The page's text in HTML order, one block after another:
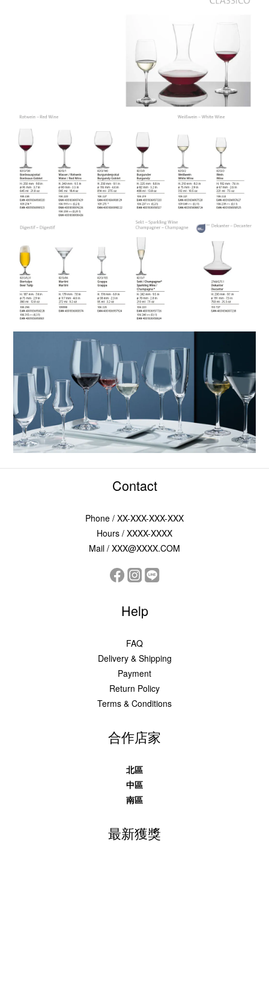
Contact
Phone / XX-XXX-XXX-XXX
Hours / XXXX-XXXX
Mail / XXX@XXXX.COM
Help
FAQ
Delivery & Shipping
Payment
Return Policy
Terms & Conditions
合作店家
北區
中區
南區
最新獲獎